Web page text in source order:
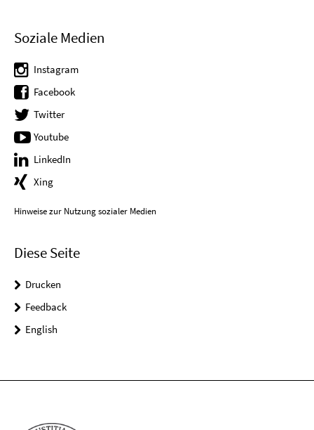
Soziale Medien
Instagram
Facebook
Twitter
Youtube
LinkedIn
Xing
Hinweise zur Nutzung sozialer Medien
Diese Seite
Drucken
Feedback
English